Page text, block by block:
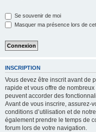
Se souvenir de moi
Masquer ma présence lors de
INSCRIPTION
Vous devez être inscrit avant de
rapide et vous offre de
peuvent accorder des
Avant de vous inscrire, assurez-
conditions d’utilisation et de
également prendre le temps de
forum lors de votre navigation.